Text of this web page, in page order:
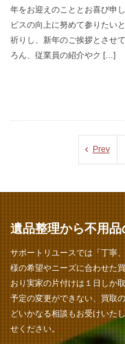
年をお迎えのこととお喜び申
ビスの向上に努めて参りたい
祈りし、新年のご挨拶とさせ
ろん、従業員の紹介やク […]
Prev
遺品整理から不用
サポートリユースでは「丁寧
様の希望やニーズに合わせた
おり実家の片付けは１日しか
予定の変更ができない、買取
どいかなる相談もお受けいた
せください。